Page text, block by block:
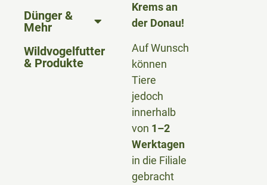
Dünger &
Mehr
Wildvogelfutter
& Produkte
Krems an
der Donau!
Auf Wunsch
können
Tiere
jedoch
innerhalb
von 1–2
Werktagen
in die Filiale
gebracht